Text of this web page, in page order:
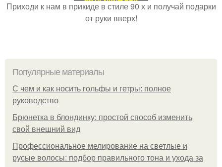
Приходи к нам в прикиде в стиле 90 х и получай подарки
от руки вверх!
Популярные материалы
С чем и как носить гольфы и гетры: полное
руководство
Брюнетка в блондинку: простой способ изменить
свой внешний вид
Профессиональное мелирование на светлые и
русые волосы: подбор правильного тона и ухода за